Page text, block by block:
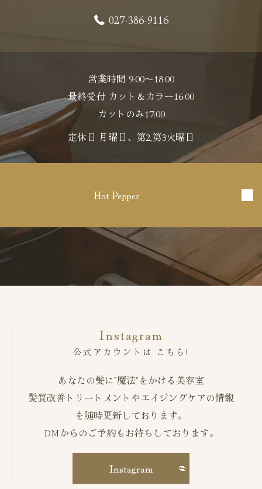
027-386-9116
営業時間 9:00～18:00
最終受付 カット＆カラー16:00
カットのみ17:00
定休日 月曜日、第2,第3火曜日
Hot Pepper
公式アカウントは こちら!
Instagram
あなたの髪に”魔法”をかける美容室
髪質改善トリートメントやエイジングケアの情報
を随時更新しております。
DMからのご予約もお待ちしております。
Instagram